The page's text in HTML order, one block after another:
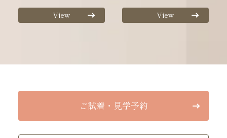
View View
ご試着・見学予約